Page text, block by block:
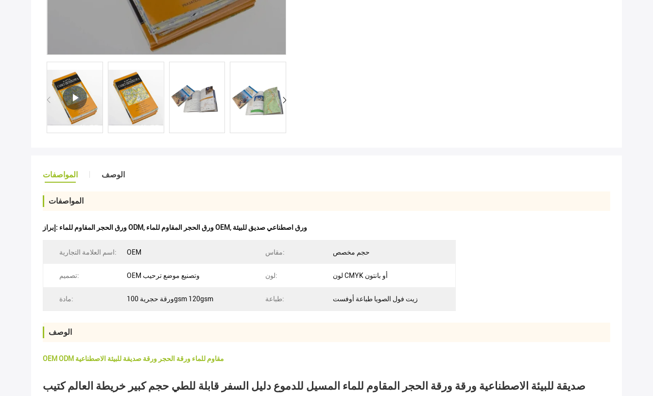
المواصفات الوصف
المواصفات
إبراز: ورق الحجر المقاوم للماء ODM, ورق الحجر المقاوم للماء OEM, ورق اصطناعي صديق للبيئة
اسم العلامة التجارية: OEM مقاس: حجم مخصص
تصميم: OEM وتصنيع موضع ترحيب لون: لون CMYK أو بانتون
مادة: ورقة حجرية 100gsm 120gsm طباعة: زيت فول الصويا طباعة أوفست
الوصف
OEM ODM مقاوم للماء ورقة الحجر ورقة صديقة للبيئة الاصطناعية
صديقة للبيئة الاصطناعية ورقة ورقة الحجر المقاوم للماء المسيل للدموع دليل السفر قابلة للطي حجم كبير خريطة العالم كتيب